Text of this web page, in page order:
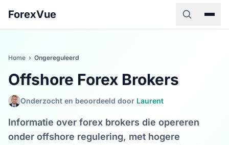
ForexVue
Home › Ongereguleerd
Offshore Forex Brokers
Onderzocht en beoordeeld door Laurent
Informatie over forex brokers die opereren
onder offshore regulering, met hogere